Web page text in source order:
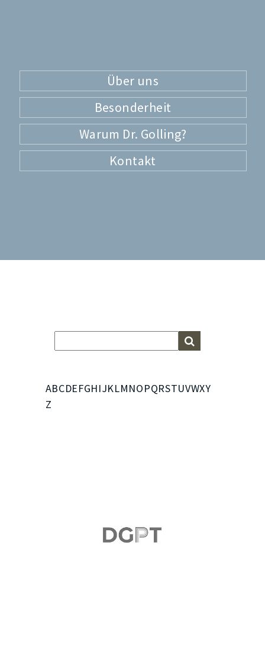
Über uns
Besonderheit
Warum Dr. Golling?
Kontakt
ABCDEFGHIJKLMNOPQRSTUVWXY
Z